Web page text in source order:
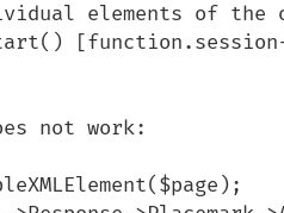
elements of
not work: